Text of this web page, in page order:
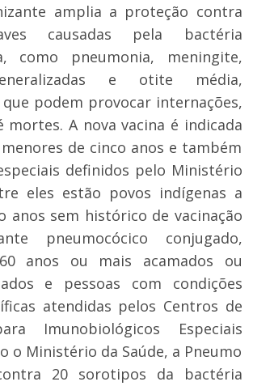
amplia a proteção contra
causadas pela bactéria
como pneumonia, meningite,
e otite média,
podem provocar internações,
mortes. A nova vacina é indicada
de cinco anos e também
definidos pelo Ministério
eles estão povos indígenas a
anos sem histórico de vacinação
pneumocócico conjugado,
anos ou mais acamados ou
e pessoas com condições
atendidas pelos Centros de
Imunobiológicos Especiais
o Ministério da Saúde, a Pneumo
20 sorotipos da bactéria